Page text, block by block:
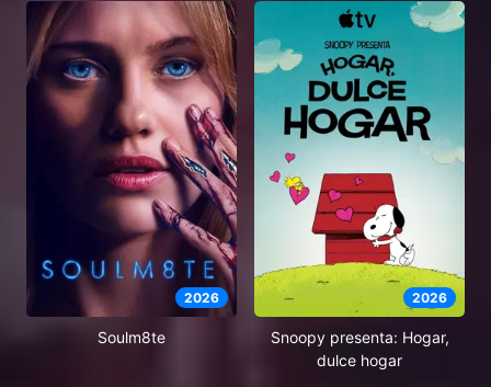
2026
Soulm8te
2026
Snoopy presenta: Hogar,
dulce hogar